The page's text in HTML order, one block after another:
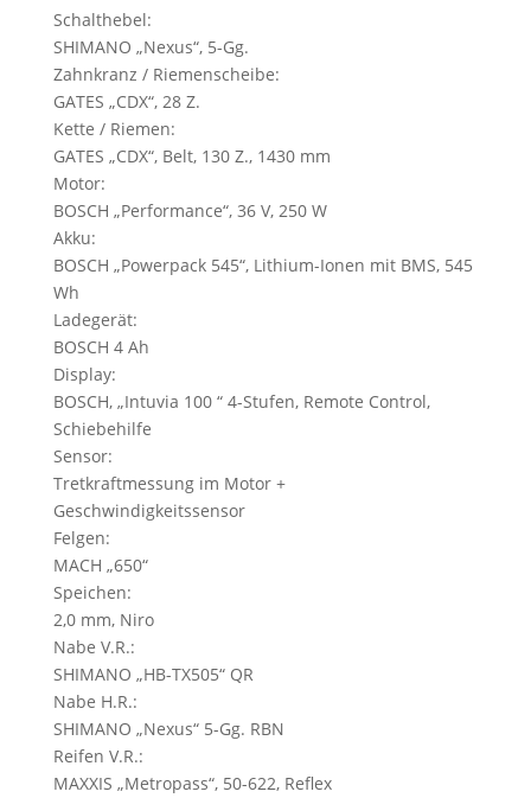
Schalthebel:
SHIMANO „Nexus“, 5-Gg.
Zahnkranz / Riemenscheibe:
GATES „CDX“, 28 Z.
Kette / Riemen:
GATES „CDX“, Belt, 130 Z., 1430 mm
Motor:
BOSCH „Performance“, 36 V, 250 W
Akku:
BOSCH „Powerpack 545“, Lithium-Ionen mit BMS, 545
Wh
Ladegerät:
BOSCH 4 Ah
Display:
BOSCH, „Intuvia 100 “ 4-Stufen, Remote Control,
Schiebehilfe
Sensor:
Tretkraftmessung im Motor +
Geschwindigkeitssensor
Felgen:
MACH „650“
Speichen:
2,0 mm, Niro
Nabe V.R.:
SHIMANO „HB-TX505“ QR
Nabe H.R.:
SHIMANO „Nexus“ 5-Gg. RBN
Reifen V.R.:
MAXXIS „Metropass“, 50-622, Reflex